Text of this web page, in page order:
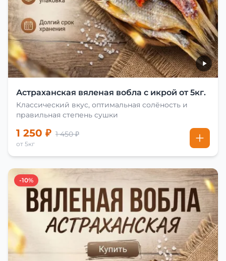
Астраханская вяленая вобла с икрой от 5кг.
Классический вкус, оптимальная солёность и
правильная степень сушки
1 250 ₽ 1 450 ₽
от 5кг
-10%